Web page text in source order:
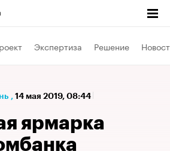
Экспертиза Решение
, 14 мая 2019, 08:44
ярмарка